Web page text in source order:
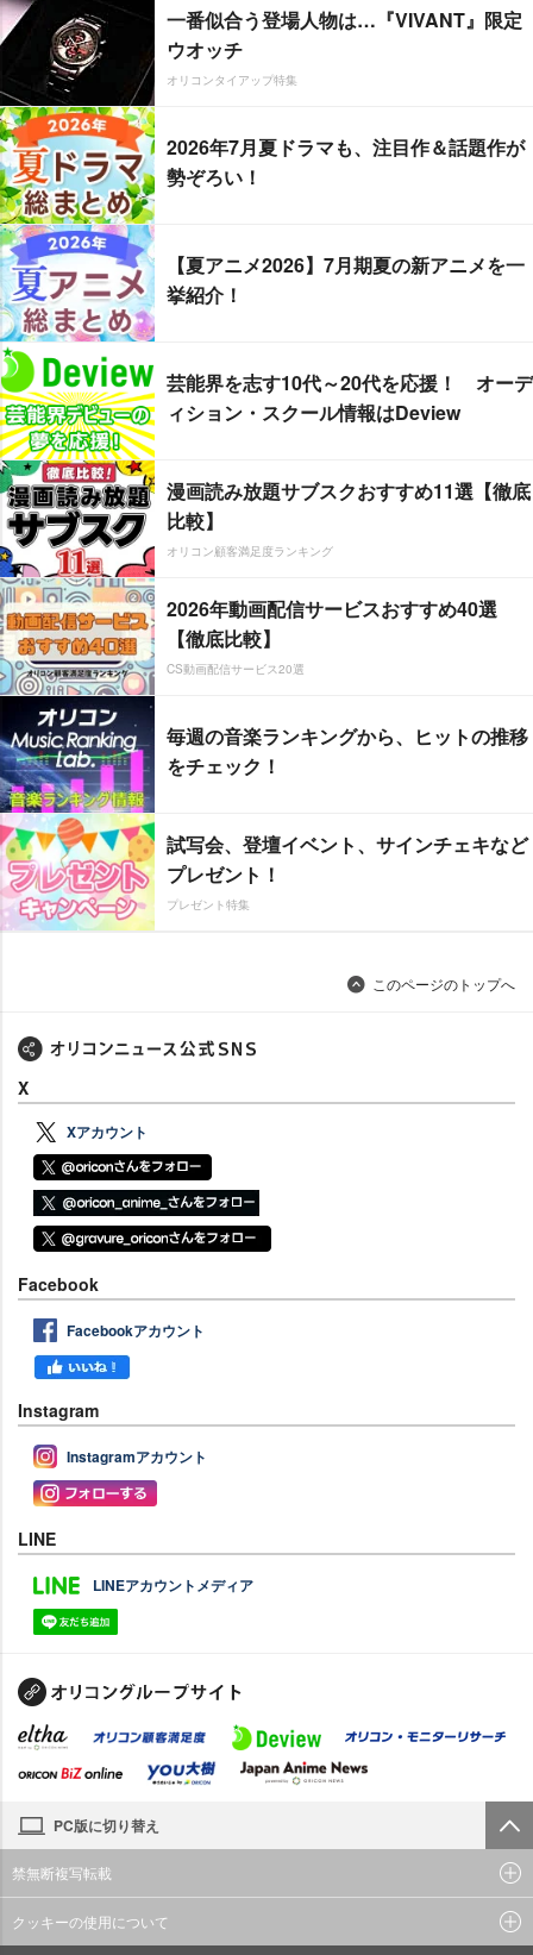
一番似合う登場人物は…『VIVANT』限定
ウオッチ
オリコンタイアップ特集
2026年7月夏ドラマも、注目作＆話題作が
勢ぞろい！
【夏アニメ2026】7月期夏の新アニメを一
挙紹介！
芸能界を志す10代～20代を応援！ オーデ
ィション・スクール情報はDeview
漫画読み放題サブスクおすすめ11選【徹底
比較】
オリコン顧客満足度ランキング
2026年動画配信サービスおすすめ40選
【徹底比較】
CS動画配信サービス20選
毎週の音楽ランキングから、ヒットの推移
をチェック！
試写会、登壇イベント、サインチェキなど
プレゼント！
プレゼント特集
このページのトップへ
X
Xアカウント
Facebook
Facebookアカウント
Instagram
Instagramアカウント
LINE
LINEアカウントメディア
PC版に切り替え
禁無断複写転載
クッキーの使用について